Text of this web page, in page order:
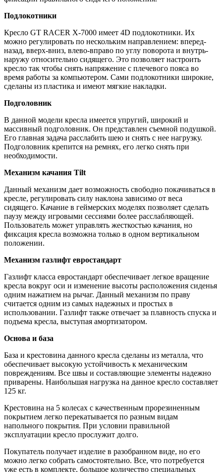
Подлокотники
Кресло GT RACER X-7000 имеет 4D подлокотники. Их
можно регулировать по нескольким направлением: вперед-
назад, вверх-вниз, влево-вправо по углу поворота и внутрь-
наружу относительно сидящего. Это позволяет настроить
кресло так чтобы снять напряжение с плечевого пояса во
время работы за компьютером. Сами подлокотники широкие,
сделаны из пластика и имеют мягкие накладки.
Подголовник
В данной модели кресла имеется упругий, широкий и
массивный подголовник. Он представлен съемной подушкой.
Его главная задача расслабить шею и снять с нее нагрузку.
Подголовник крепится на ремнях, его легко снять при
необходимости.
Механизм качания Tilt
Данный механизм дает возможность свободно покачиваться в
кресле, регулировать силу наклона зависимо от веса
сидящего. Качание в геймерских моделях позволяет сделать
паузу между игровыми сессиями более расслабляющей.
Пользователь может управлять жесткостью качания, но
фиксация кресла возможна только в одном вертикальном
положении.
Механизм газлифт евростандарт
Газлифт класса евростандарт обеспечивает легкое вращение
кресла вокруг оси и изменение высоты расположения сиденья
одним нажатием на рычаг. Данный механизм по праву
считается одним из самых надежных и простых в
использовании. Газлифт также отвечает за плавность спуска и
подъема кресла, выступая амортизатором.
Основа и база
База и крестовина данного кресла сделаны из металла, что
обеспечивает высокую устойчивость к механическим
повреждениям. Все швы и составляющие элементы надежно
приварены. Наибольшая нагрузка на данное кресло составляет
125 кг.
Крестовина на 5 колесах с качественным прорезиненным
покрытием легко перекатывается по разным видам
напольного покрытия. При условии правильной
эксплуатации кресло прослужит долго.
Покупатель получает изделие в разобранном виде, но его
можно легко собрать самостоятельно. Все, что потребуется
уже есть в комплекте, большое количество специальных